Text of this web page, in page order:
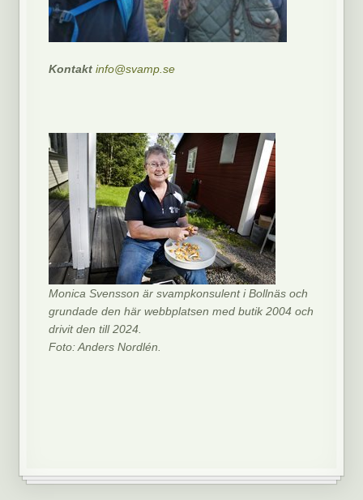
Kontaktinfo@svamp.se
Monica Svensson är svampkonsulent i Bollnäs och
grundade den här webbplatsen med butik 2004 och
drivit den till 2024.
Foto: Anders Nordlén.